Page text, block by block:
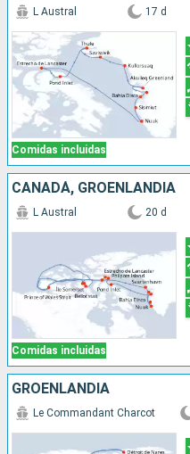
Comidas incluidas
L Austral 17 d
CANADÁ, GROENLANDIA
Comidas incluidas
L Austral 20 d
GROENLANDIA
Le Commandant Charcot